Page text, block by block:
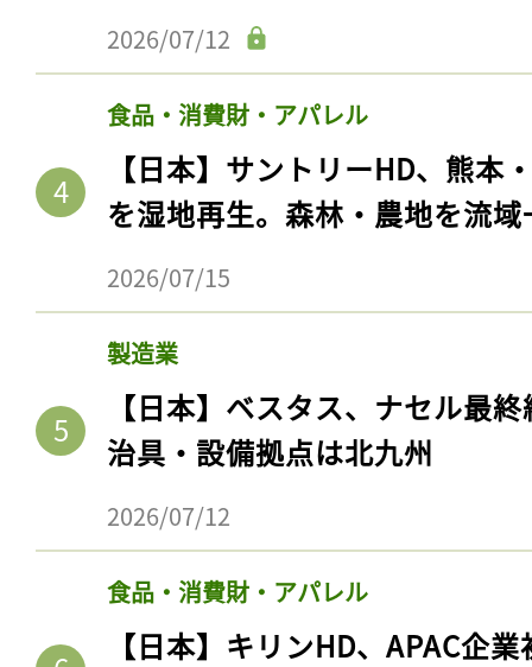
2026/07/12
食品・消費財・アパレル
【日本】サントリーHD、熊本
を湿地再生。森林・農地を流
2026/07/15
製造業
【日本】ベスタス、ナセル最
治具・設備拠点は北九州
2026/07/12
食品・消費財・アパレル
【日本】キリンHD、APAC企